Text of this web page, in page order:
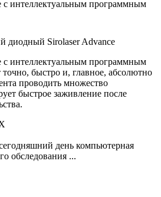
с интеллектуальным программным
диодный Sirolaser Advance
с интеллектуальным программным
точно, быстро и, главное, абсолютно
проводить множество
быстрое заживление после
день компьютерная
обследования ...